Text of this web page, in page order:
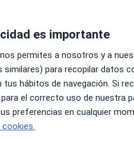
II, 1º6ª, Sevilla •Mapa
es importante
permites a nosotros y a
similares) para recopilar datos
tus hábitos de navegación. Si
el correcto uso de nuestra
preferencias en cualquier